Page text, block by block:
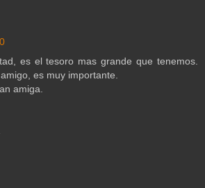
es el tesoro mas grande que tenemos.
es muy importante.
amiga.